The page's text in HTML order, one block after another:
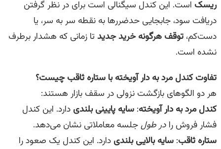
ریسک است. این کندل سیگنالی است برای در نظر گرفتن
دریافت سود، جابجایی حدضررها به نقطه سر به سر، یا
دست‌کم، توقف هرگونه خرید جدید تا زمانی که هشدار برطرف
نشده است.
تفاوت کندل مرد به دار آویخته با ستاره ثاقب چیست؟
هر دو الگوهای بازگشت نزولی در سقف بازار هستند:
کندل مرد به دار آویخته: سایه پایینی بلندی دارد. این کندل
فشار فروش را در طولجلسه معاملاتی نشان می‌دهد.
ستاره ثاقب: سایه بالایی بلندی دارد. این کندل یک صعود را